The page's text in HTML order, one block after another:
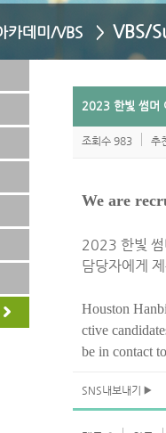
데미/VBS > VBS/
2023 한빛 썸머
조회수 983 추
We are
2023 한빛 썸
담당자에게
Houston
ctive
be in contact
SNS내보내기